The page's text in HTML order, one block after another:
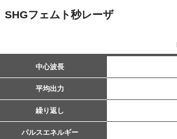
SHGフェムト秒レーザ
中心波長
平均出力
繰り返し
パルスエネルギー